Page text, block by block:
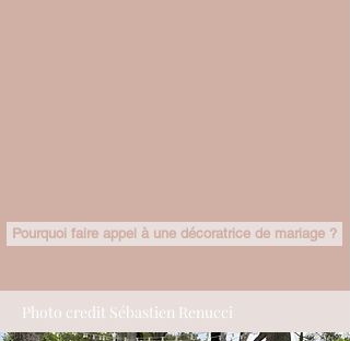
Pourquoi faire appel à une décoratrice de mariage ?
Photo credit Sébastien Renucci